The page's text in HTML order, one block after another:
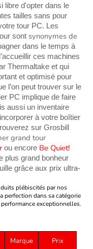
libre d'opter dans le
tailles sans pour
tour PC. Les
sont synonymes de
dans le temps à
ces machines
Thermaltake et qui
et optimisé pour
l’on peut trouver sur le
PC implique de faire
aussi un inventaire
à votre boîtier
sur Grosbill
ou encore Be Quiet!
plus grand bonheur
grâce aux prix ultra-
plébiscités par nos
perfection dans sa catégorie
exceptionnelles.
Marque
Prix